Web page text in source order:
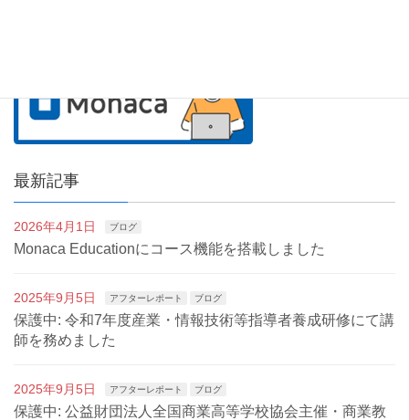
最新記事
2026年4月1日 ブログ
Monaca Educationにコース機能を搭載しました
2025年9月5日 アフターレポート ブログ
保護中: 令和7年度産業・情報技術等指導者養成研修にて講
師を務めました
2025年9月5日 アフターレポート ブログ
保護中: 公益財団法人全国商業高等学校協会主催・商業教